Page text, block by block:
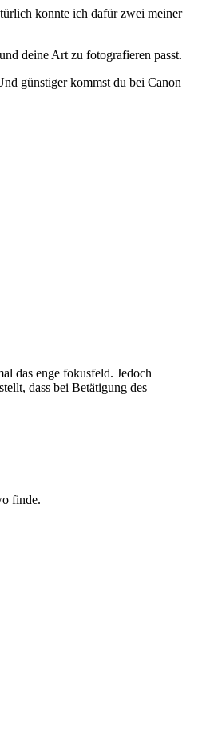
konnte ich dafür zwei meiner
deine Art zu fotografieren passt.
günstiger kommst du bei Canon
das enge fokusfeld. Jedoch
dass bei Betätigung des
finde.